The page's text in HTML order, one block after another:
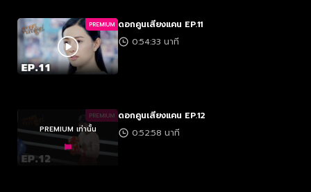
PREMIUM ดอกคูนเสียงแคน EP.11
0:54:33 นาที
PREMIUM
PREMIUM เท่านั้น
ดอกคูนเสียงแคน EP.12
0:52:58 นาที